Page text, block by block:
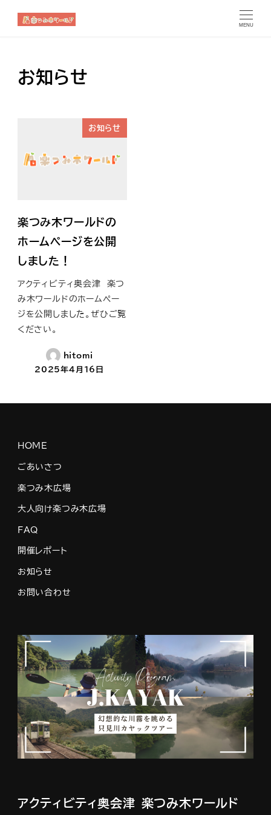
MENU
お知らせ
お知らせ
楽つみ木ワールドの
ホームページを公開
しました！
アクティビティ奥会津 楽つ
み木ワールドのホームペー
ジを公開しました。ぜひご覧
ください。
hitomi
2025年4月16日
HOME
ごあいさつ
楽つみ木広場
大人向け楽つみ木広場
FAQ
開催レポート
お知らせ
お問い合わせ
アクティビティ奥会津 楽つみ木ワールド